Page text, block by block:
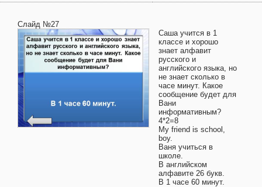
Слайд №27
Саша учится в 1
классе и хорошо
знает алфавит
русского и
английского языка, но
не знает сколько в
часе минут. Какое
сообщение будет для
Вани
информативным?
4*2=8
My friend is school,
boy.
Ваня учиться в
школе.
В английском
алфавите 26 букв.
В 1 часе 60 минут.